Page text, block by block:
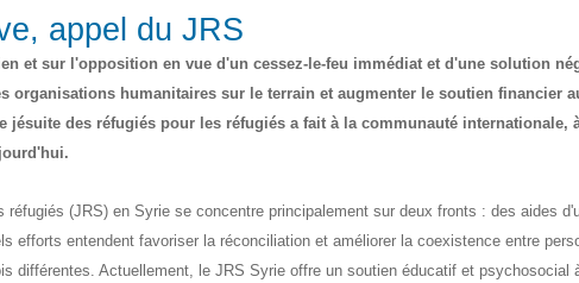
appel du JRS
et sur l'opposition en vue d'un cessez-le-feu immédiat et d'une solution
organisations humanitaires sur le terrain et augmenter le soutien financier
jésuite des réfugiés pour les réfugiés a fait à la communauté internationale,
réfugiés (JRS) en Syrie se concentre principalement sur deux fronts : des aides
efforts entendent favoriser la réconciliation et améliorer la coexistence entre
différentes. Actuellement, le JRS Syrie offre un soutien éducatif et psychosocial